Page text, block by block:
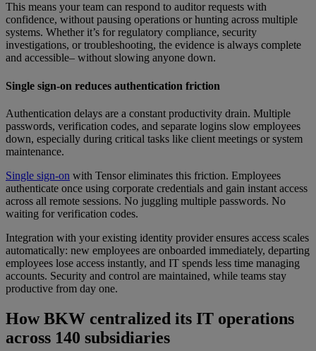
This means your team can respond to auditor requests with
confidence, without pausing operations or hunting across multiple
systems. Whether it’s for regulatory compliance, security
investigations, or troubleshooting, the evidence is always complete
and accessible– without slowing anyone down.
Single sign-on reduces authentication friction
Authentication delays are a constant productivity drain. Multiple
passwords, verification codes, and separate logins slow employees
down, especially during critical tasks like client meetings or system
maintenance.
Single sign-on with Tensor eliminates this friction. Employees
authenticate once using corporate credentials and gain instant access
across all remote sessions. No juggling multiple passwords. No
waiting for verification codes.
Integration with your existing identity provider ensures access scales
automatically: new employees are onboarded immediately, departing
employees lose access instantly, and IT spends less time managing
accounts. Security and control are maintained, while teams stay
productive from day one.
How BKW centralized its IT operations
across 140 subsidiaries